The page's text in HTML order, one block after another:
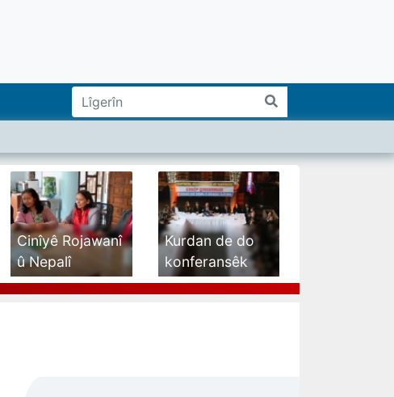
Cinîyê Rojawanî
û Nepalî
ameyî...
Kurdan de do
konferansêk
bêro...